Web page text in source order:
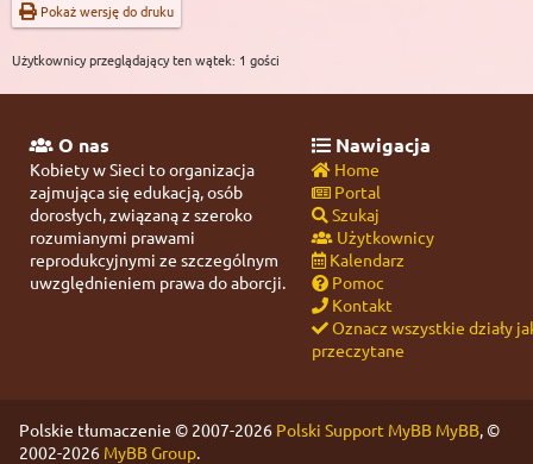
Pokaż wersję do druku
Użytkownicy przeglądający ten wątek: 1 gości
O nas
Kobiety w Sieci to organizacja
zajmująca się edukacją, osób
dorosłych, związaną z szeroko
rozumianymi prawami
reprodukcyjnymi ze szczególnym
uwzględnieniem prawa do aborcji.
Nawigacja
Home
Portal
Szukaj
Użytkownicy
Kalendarz
Pomoc
Kontakt
Oznacz wszystkie działy
przeczytane
Polskie tłumaczenie © 2007-2026 Polski Support MyBB MyBB, ©
2002-2026 MyBB Group.